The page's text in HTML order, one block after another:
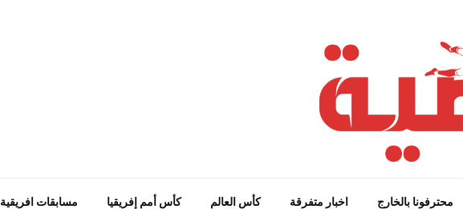
محترفونا بالخارج اخبار متفرقة كأس العالم كأس أمم إفريقيا مسابقات افريقية